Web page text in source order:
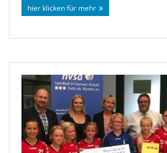
hier klicken für mehr